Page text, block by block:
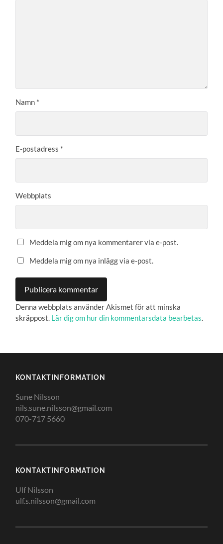
Namn *
E-postadress *
Webbplats
Meddela mig om nya kommentarer via e-post.
Meddela mig om nya inlägg via e-post.
Denna webbplats använder Akismet för att minska
skräppost. Lär dig om hur din kommentarsdata bearbetas
KONTAKTINFORMATION
Sune Nilsson
nils.sune.nilsson@gmail.com
070-717 5660
KONTAKTINFORMATION
Ulf Nilsson
ulf.s.nilsson@gmail.com